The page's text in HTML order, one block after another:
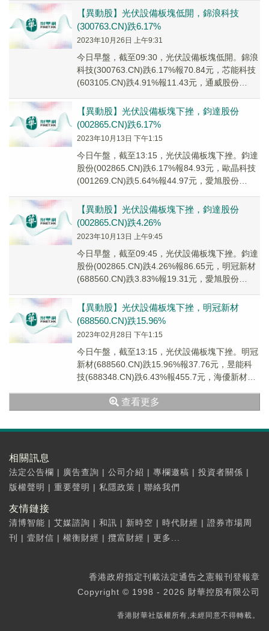
【異動股】光伏設備板塊低開，錦浪科技
(300763.CN)跌6.17%
2023年10月26日 上午9:31
今日早盤，截至09:30，光伏設備板塊低開。錦浪
科技(300763.CN)跌6.17%報70.84元，芯能科技
(603105.CN)跌4.91%報11.43元，通威股份
【異動股】光伏設備板塊下挫，鈞達股份
(002865.CN)跌6.17%
2023年10月13日 下午1:15
今日午盤，截至13:15，光伏設備板塊下挫。鈞達
股份(002865.CN)跌6.17%報84.93元，歐晶科技
(001269.CN)跌5.64%報44.97元，愛旭股份
【異動股】光伏設備板塊下挫，鈞達股份
(002865.CN)跌4.26%
2023年10月13日 上午9:45
今日早盤，截至09:45，光伏設備板塊下挫。鈞達
股份(002865.CN)跌4.26%報86.65元，明冠新材
(688560.CN)跌3.83%報19.31元，愛旭股份
【異動股】光伏設備板塊下挫，明冠新材
(688560.CN)跌15.96%
2023年02月28日 下午1:15
今日午盤，截至13:15，光伏設備板塊下挫。明冠
新材(688560.CN)跌15.96%報37.76元，昱能科
技(688348.CN)跌6.43%報455.7元，海優新材
查看更多
相關訊息
法定公告欄 | 廣告查詢 | 公司介紹 | 專欄邀稿 | 投資者關係 |
版權聲明 | 重要聲明 | 私隱政策 | 聯絡我們
友情鏈接
清博智能 | 艾媒諮詢 | 和訊 | 新時空 | 時代財經 | 證券市場周
刊
| 壹財信 | 權衡財經 | 攬富財經 | 更多...
香港政府指定刊載法定通告之憲報刊登報章
Copyright © 1998 - 2026 財華控股有限公司
香港財華社版權所有,未經同意不得轉載。